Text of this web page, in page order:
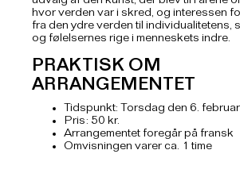
hvor verden var i skred, og interessen
fra den ydre verden til individualitetens,
og følelsernes rige i menneskets indre.
PRAKTISK OM
ARRANGEMENTET
Tidspunkt: Torsdag den 6.
Pris: 50 kr.
Arrangementet foregår på fransk
Omvisningen varer ca. 1 time